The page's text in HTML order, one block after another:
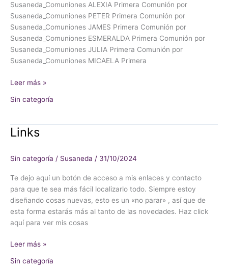
Susaneda_Comuniones ALEXIA Primera Comunión por
Susaneda_Comuniones PETER Primera Comunión por
Susaneda_Comuniones JAMES Primera Comunión por
Susaneda_Comuniones ESMERALDA Primera Comunión por
Susaneda_Comuniones JULIA Primera Comunión por
Susaneda_Comuniones MICAELA Primera
Leer más »
Sin categoría
Links
Sin categoría / Susaneda / 31/10/2024
Te dejo aquí un botón de acceso a mis enlaces y contacto
para que te sea más fácil localizarlo todo. Siempre estoy
diseñando cosas nuevas, esto es un «no parar» , así que de
esta forma estarás más al tanto de las novedades. Haz click
aquí para ver mis cosas
Links
Leer más »
Sin categoría